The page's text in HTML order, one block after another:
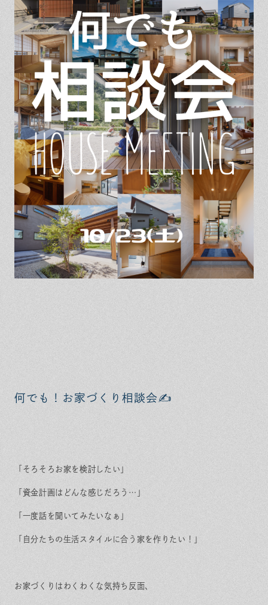
何でも！お家づくり相談会✍
「そろそろお家を検討したい」
「資金計画はどんな感じだろう…」
「一度話を聞いてみたいなぁ」
「自分たちの生活スタイルに合う家を作りたい！」
お家づくりはわくわくな気持ち反面、